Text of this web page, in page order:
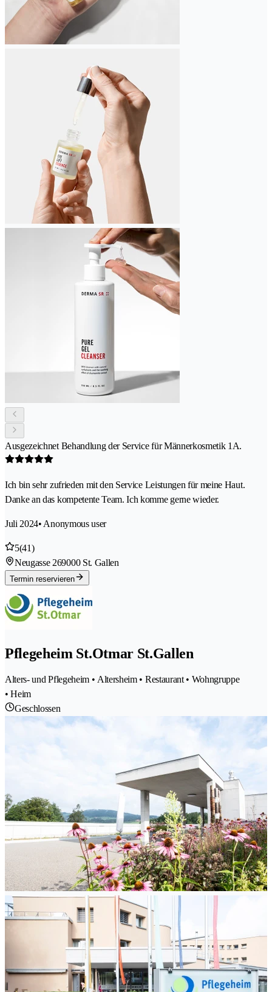
Ausgezeichnet Behandlung der Service für Männerkosmetik 1A.
Ich bin sehr zufrieden mit den Service Leistungen für meine Haut.
Danke an das kompetente Team. Ich komme gerne wieder.
Juli 2024• Anonymous user
5(41)
Neugasse 269000 St. Gallen
Termin reservieren
Pflegeheim St.Otmar St.Gallen
Alters- und Pflegeheim • Altersheim • Restaurant • Wohngruppe
• Heim
Geschlossen